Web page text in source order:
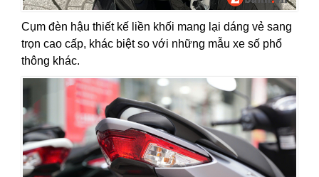
Cụm đèn hậu thiết kế liền khối mang lại dáng vẻ sang
trọn cao cấp, khác biệt so với những mẫu xe số phổ
thông khác.